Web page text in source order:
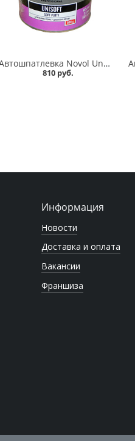
Автошпатлевка Novol Unisoft 0,5 кг мягкая в Омске
810 руб.
Информация
Новости
Доставка и оплата
Вакансии
Франшиза